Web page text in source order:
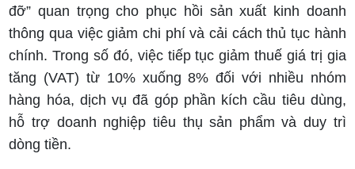
đỡ” quan trọng cho phục hồi sản xuất kinh doanh
thông qua việc giảm chi phí và cải cách thủ tục hành
chính. Trong số đó, việc tiếp tục giảm thuế giá trị gia
tăng (VAT) từ 10% xuống 8% đối với nhiều nhóm
hàng hóa, dịch vụ đã góp phần kích cầu tiêu dùng,
hỗ trợ doanh nghiệp tiêu thụ sản phẩm và duy trì
dòng tiền.